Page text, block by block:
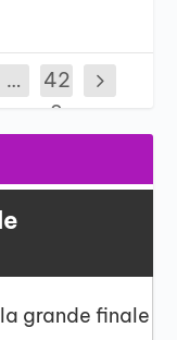
…
42
2
grande finale